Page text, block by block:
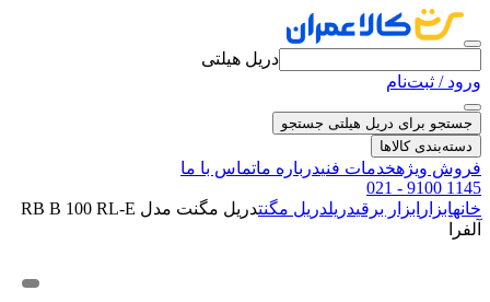
دریل هیلتی
ورود / ثبت‌نام
جستجو برای دریل هیلتی جستجو
دسته‌بندی کالاها
فروش ویژهخدمات فنیدرباره ماتماس با ما
021 - 9100 1145
خانهابزار ابزار برقیدریلدریل مگنت
دریل مگنت مدل RB B 100 RL-E
آلفرا